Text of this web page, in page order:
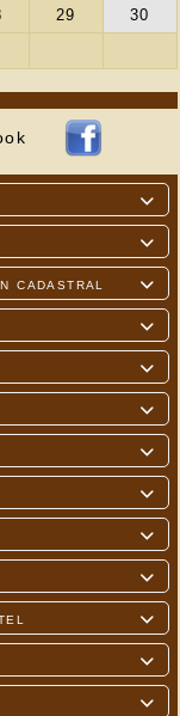



cadastral









